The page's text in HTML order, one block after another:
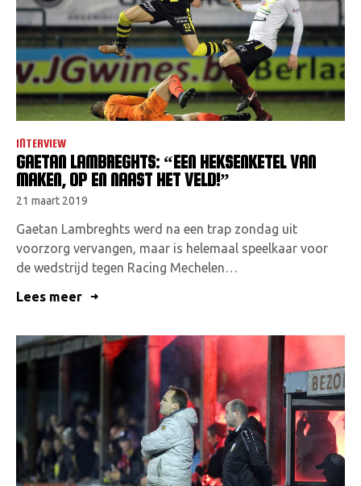
INTERVIEW
GAETAN LAMBREGHTS: “EEN HEKSENKETEL VAN
MAKEN, OP EN NAAST HET VELD!”
21 maart 2019
Gaetan Lambreghts werd na een trap zondag uit
voorzorg vervangen, maar is helemaal speelkaar voor
de wedstrijd tegen Racing Mechelen…
Lees meer